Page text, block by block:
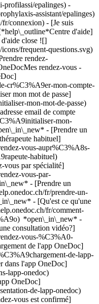
profilassi/epalinges) -
assistant/epalinges)
connexion) - [Je suis
d'aide]
close ![]
frequent-questions.svg)
rendez-
rendez-vous -
cr%C3%A9er-mon-compte-
mon mot de passe]
mon-mot-de-passe)
email de compte
mon-
- [Prendre un
habituel]
vous-aupr%C3%A8s-
habituel)
vous par spécialité]
vous-par-
- [Prendre un
fr/prendre-un-
- [Qu'est ce qu'une
fr/comment-
*open\_in\_new* -
consultation vidéo?]
vous-%C3%A0-
de l'app OneDoc]
de-lapp-
dans l'app OneDoc]
lapp-onedoc)
OneDoc]
de-lapp-onedoc)
Viktoriya Hanset, assistante en prophylaxie à Le Mont-sur-Lausanne](https://assets.onedoc.ch/images/users/afd47768a1d9457f77219b63fdcb7b84fc16b0b3ea3b71af1fb36a53ffe37b2e-small.png "Mme Viktoriya Hanset, assistante en prophylaxie à Le Mont-sur-Lausanne")](https://www.onedoc.ch/fr/assistante-en-prophylaxie/le-mont-sur-lausanne/pczg7/viktoriya-hanset) ### [Mme Viktoriya Hanset](https://www.onedoc.ch/fr/assistante-en-prophylaxie/le-mont-sur-lausanne/pczg7/viktoriya-hanset) ![Badge indiquant un profil vérifié](https://www.onedoc.ch/assets/images/icons/checkmark.svg) [Assistante en prophylaxie](https://www.onedoc.ch/fr/assistant-en-prophylaxie/le-mont-sur-lausanne) [D1 Dental Concept](https://www.onedoc.ch/fr/clinique-dentaire/le-mont-sur-lausanne/ebcz2/d1-dental-concept) En Budron D1 1052 Le Mont-sur-Lausanne ![Icône patient avec un signe plus annonçant que le professionnel accepte de nouveaux patients](https://www.onedoc.ch/assets/images/icons/new-patients.svg)Accepte les nouveaux patients [Réserver un RDV](https://www.onedoc.ch/fr/assistante-en-prophylaxie/le-mont-sur-lausanne/pczg7/viktoriya-hanset) Expertises:[Détartrage](https://www.onedoc.ch/fr/detartrage/le-mont-sur-lausanne), [Blanchiment dentaire](https://www.onedoc.ch/fr/blanchiment-dentaire/le-mont-sur-lausanne), [Prophylaxie](https://www.onedoc.ch/fr/prophylaxie/le-mont-sur-lausanne), [Parodontologie | Soin des gencives | Déchaussement des dents](https://www.onedoc.ch/fr/parodontologie-soin-des-gencives-dechaussement-des-dents/le-mont-sur-lausanne)Voir plus *chevron\_left* lun. 03 août *chevron\_right* Voir plus de rendez-vous *error\_outline* Une erreur s'est produite lors du chargement des disponibilités [Réessayer](https://www.onedoc.ch) Expertises:[Détartrage](https://www.onedoc.ch/fr/detartrage/le-mont-sur-lausanne), [Blanchiment dentaire](https://www.onedoc.ch/fr/blanchiment-dentaire/le-mont-sur-lausanne), [Prophylaxie](https://www.onedoc.ch/fr/prophylaxie/le-mont-sur-lausanne), [Parodontologie | Soin des gencives | Déchaussement des dents](https://www.onedoc.ch/fr/parodontologie-soin-des-gencives-dechaussement-des-dents/le-mont-sur-lausanne)Voir plus [![Mme Ana Rodrigues Cardoso, assistante en prophylaxie à Lausanne](https://assets.onedoc.ch/images/users/23dace20ea239d2f8e641193e21d406635d1a8621bb4464bcff2a8d57f7b7a56-small.jpg "Mme Ana Rodrigues Cardoso, assistante en prophylaxie à Lausanne")](https://www.onedoc.ch/fr/assistante-en-prophylaxie/lausanne/pczwv/ana-rodrigues-cardoso) ### [Mme Ana Rodrigues Cardoso](https://www.onedoc.ch/fr/assistante-en-prophylaxie/lausanne/pczwv/ana-rodrigues-cardoso) ![Badge indiquant un profil vérifié](https://www.onedoc.ch/assets/images/icons/checkmark.svg) [Assistante en prophylaxie](https://www.onedoc.ch/fr/assistant-en-prophylaxie/lausanne) [Centre Dentaire Naharro](https://www.onedoc.ch/fr/cabinet-dentaire/lausanne/ebb3c/centre-dentaire-naharro) Rue du Grand-Pont 2B 1003 Lausanne ![Icône patient avec un signe plus annonçant que le professionnel accepte de nouveaux patients](https://www.onedoc.ch/assets/images/icons/new-patients.svg)Accepte les nouveaux patients [Réserver un RDV](https://www.onedoc.ch/fr/assistante-en-prophylaxie/lausanne/pczwv/ana-rodrigues-cardoso) Expertises:[Détartrage](https://www.onedoc.ch/fr/detartrage/lausanne), [Blanchiment dentaire](https://www.onedoc.ch/fr/blanchiment-dentaire/lausanne), [Bijou dentaire](https://www.onedoc.ch/fr/bijou-dentaire/lausanne), [Prophylaxie](https://www.onedoc.ch/fr/prophylaxie/lausanne), [Polissage dentaire](https://www.onedoc.ch/fr/polissage-dentaire/lausanne)Voir plus *chevron\_left* lun. 03 août *chevron\_right* Voir plus de rendez-vous *error\_outline* Une erreur s'est produite lors du chargement des disponibilités [Réessayer](https://www.onedoc.ch) Expertises:[Détartrage](https://www.onedoc.ch/fr/detartrage/lausanne), [Blanchiment dentaire](https://www.onedoc.ch/fr/blanchiment-dentaire/lausanne), [Bijou dentaire](https://www.onedoc.ch/fr/bijou-dentaire/lausanne), [Prophylaxie](https://www.onedoc.ch/fr/prophylaxie/lausanne), [Polissage dentaire](https://www.onedoc.ch/fr/polissage-dentaire/lausanne)Voir plus [![Mme Kelly Da Silva, assistante en prophylaxie à Paudex](https://assets.onedoc.ch/images/users/95d87c1575a50a8e7ce89a982125fe614c44b860f533437aeaa4e571e3197ef8-small.png "Mme Kelly Da Silva, assistante en prophylaxie à Paudex")](https://www.onedoc.ch/fr/assistante-en-prophylaxie/paudex/pcule/kelly-da-silva) ### [Mme Kelly Da Silva](https://www.onedoc.ch/fr/assistante-en-prophylaxie/paudex/pcule/kelly-da-silva) ![Badge indiquant un profil vérifié](https://www.onedoc.ch/assets/images/icons/checkmark.svg) [Assistante en prophylaxie](https://www.onedoc.ch/fr/assistant-en-prophylaxie/paudex) [Cabinet dentaire KA](https://www.onedoc.ch/fr/cabinet-dentaire/paudex/e9nk/cabinet-dentaire-ka) Chemin de la Charrettaz 12 1094 Paudex ![Icône patient avec un signe plus annonçant que le professionnel accepte de nouveaux patients](https://www.onedoc.ch/assets/images/icons/new-patients.svg)Accepte les nouveaux patients [Réserv